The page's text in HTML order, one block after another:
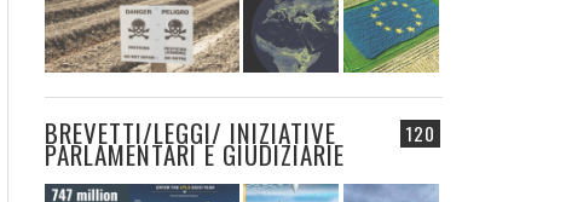
120
BREVETTI/LEGGI/ INIZIATIVE
PARLAMENTARI E GIUDIZIARIE